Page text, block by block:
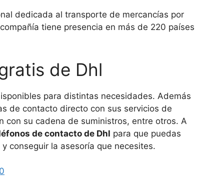
dedicada al transporte de mercancías por
tiene presencia en más de 220 países
de Dhl
para distintas necesidades. Además
de contacto directo con sus servicios de
su cadena de suministros, entre otros. A
de contacto de Dhl para que puedas
conseguir la asesoría que necesites.